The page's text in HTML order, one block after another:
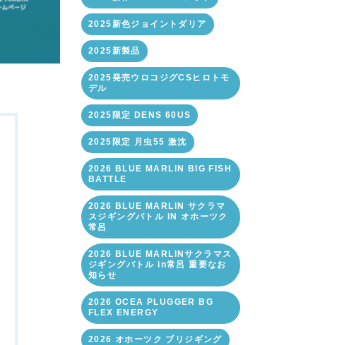
2025新色ジョイントダリア
2025新製品
2025発売ウロコジグCSヒロトモ
デル
2025限定 DENS 60US
2025限定 月虫55 激沈
2026 BLUE MARLIN BIG FISH
BATTLE
2026 BLUE MARLIN サクラマ
スジギングバトル IN オホーツク
常呂
2026 BLUE MARLINサクラマス
ジギングバトル in常呂 重要なお
知らせ
2026 OCEA PLUGGER BG
FLEX ENERGY
2026 オホーツク ブリジギング